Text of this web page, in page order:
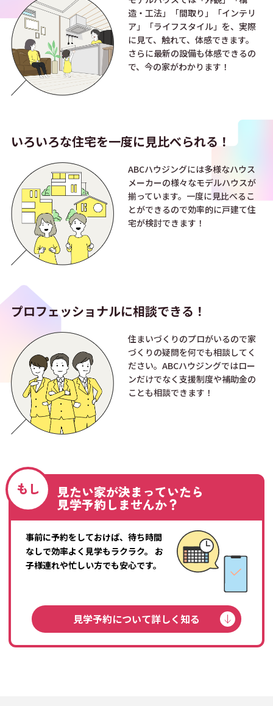
造・工法」「間取り」「インテリ
ア」「ライフスタイル」を、実際
に見て、触れて、体感できます。
さらに最新の設備も体感できるの
で、今の家がわかります！
いろいろな住宅を一度に見比べられる！
ABCハウジングには多様なハウス
メーカーの様々なモデルハウスが
揃っています。一度に見比べるこ
とができるので効率的に戸建て住
宅が検討できます！
プロフェッショナルに相談できる！
住まいづくりのプロがいるので家
づくりの疑問を何でも相談してく
ださい。ABCハウジングではロー
ンだけでなく支援制度や補助金の
ことも相談できます！
もし 見たい家が決まっていたら
見学予約しませんか？
事前に予約をしておけば、待ち時間
なしで効率よく見学もラクラク。
お
子様連れや忙しい方でも安心です。
見学予約について詳しく知る